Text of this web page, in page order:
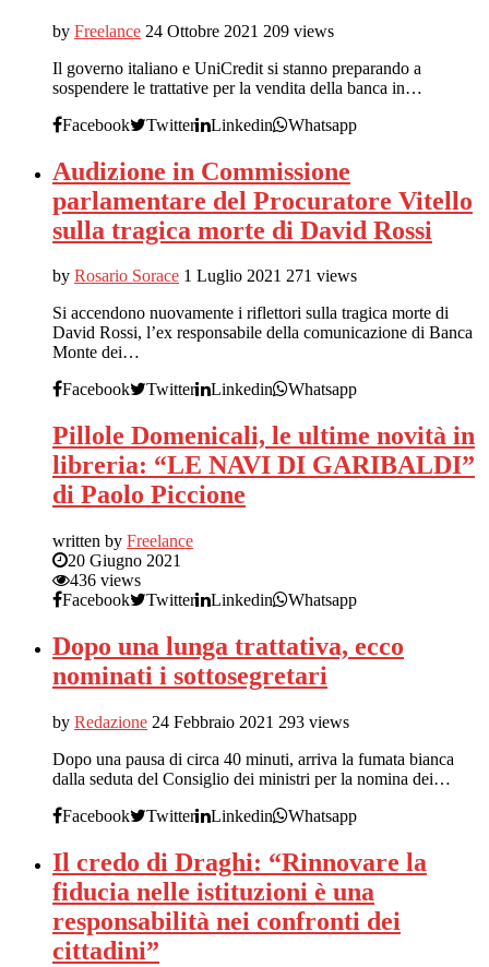
by Freelance 24 Ottobre 2021 209 views
Il governo italiano e UniCredit si stanno preparando a
sospendere le trattative per la vendita della banca in…
Facebook
Twitter Linkedin Whatsapp
Audizione in Commissione
parlamentare del Procuratore Vitello
sulla tragica morte di David Rossi
by Rosario Sorace 1 Luglio 2021 271 views
Si accendono nuovamente i riflettori sulla tragica morte di
David Rossi, l’ex responsabile della comunicazione di Banca
Monte dei…
Facebook
Twitter Linkedin Whatsapp
Pillole Domenicali, le ultime novità in
libreria: “LE NAVI DI GARIBALDI”
di Paolo Piccione
written by Freelance
20 Giugno 2021
436 views
Facebook
Twitter Linkedin Whatsapp
Dopo una lunga trattativa, ecco
nominati i sottosegretari
by Redazione 24 Febbraio 2021 293 views
Dopo una pausa di circa 40 minuti, arriva la fumata bianca
dalla seduta del Consiglio dei ministri per la nomina dei…
Facebook
Twitter Linkedin Whatsapp
Il credo di Draghi: “Rinnovare la
fiducia nelle istituzioni è una
responsabilità nei confronti dei
cittadini”